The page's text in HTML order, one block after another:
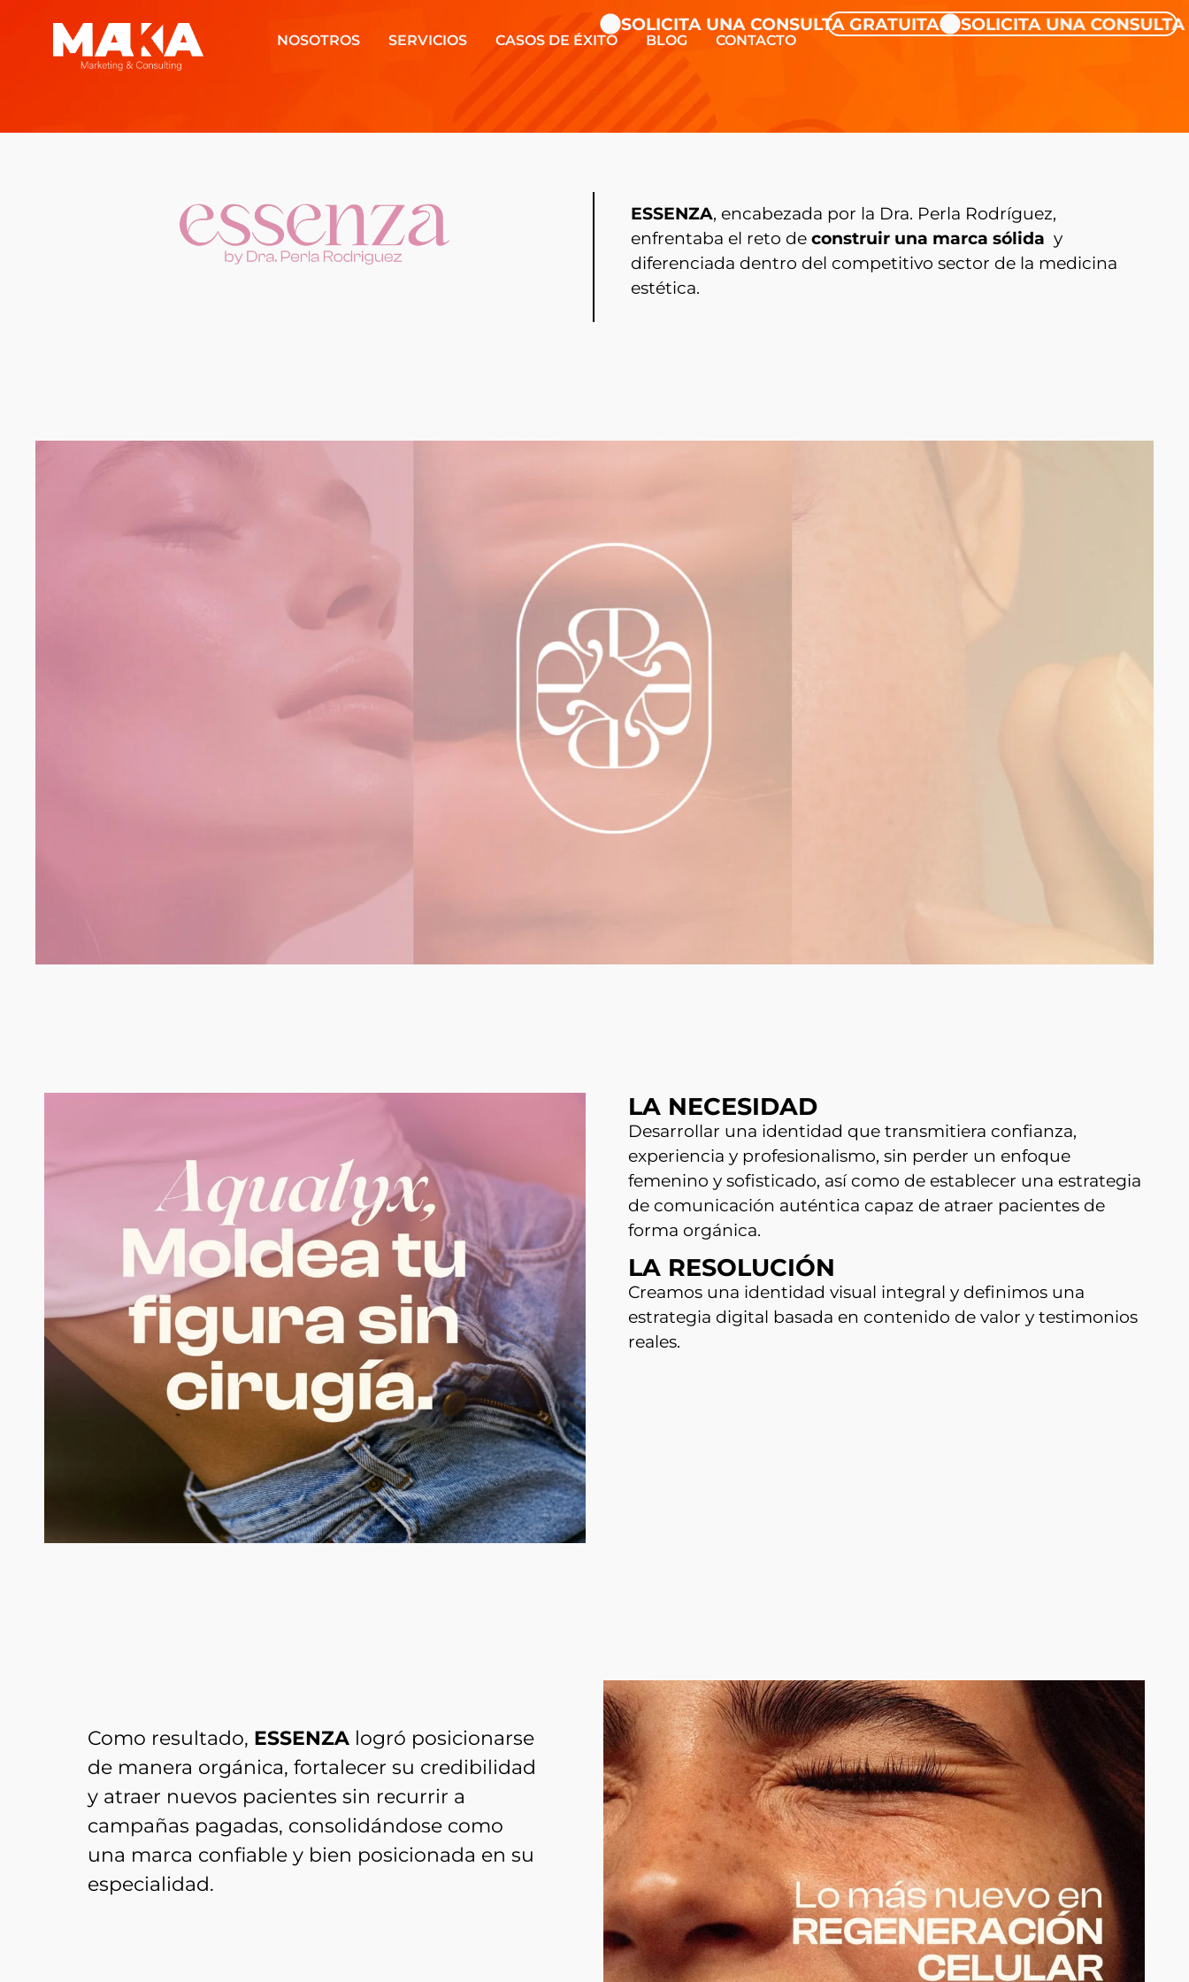
NOSOTROS SERVICIOS CASOS DE ÉXITO BLOG CONTACTO
SOLICITA UNA CONSULTA GRATUITA SOLICITA UNA CONSULTA
ESSENZA, encabezada por la Dra. Perla Rodríguez,
enfrentaba el reto de construir una marca sólida y
diferenciada dentro del competitivo sector de la medicina
estética.
LA NECESIDAD
Desarrollar una identidad que transmitiera confianza,
experiencia y profesionalismo, sin perder un enfoque
femenino y sofisticado, así como de establecer una estrategia
de comunicación auténtica capaz de atraer pacientes de
forma orgánica.
LA RESOLUCIÓN
Creamos una identidad visual integral y definimos una
estrategia digital basada en contenido de valor y testimonios
reales.
Como resultado, ESSENZA logró posicionarse
de manera orgánica, fortalecer su credibilidad
y atraer nuevos pacientes sin recurrir a
campañas pagadas, consolidándose como
una marca confiable y bien posicionada en su
especialidad.